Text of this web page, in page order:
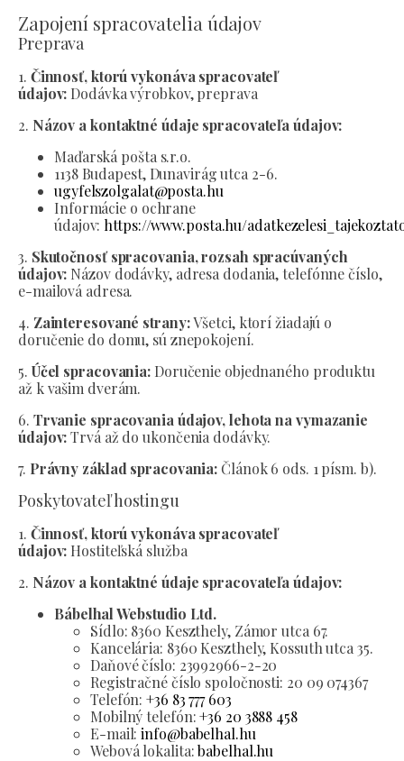
Zapojení spracovatelia údajov
Preprava
1. Činnosť, ktorú vykonáva spracovateľ
údajov: Dodávka výrobkov, preprava
2. Názov a kontaktné údaje spracovateľa údajov:
Maďarská pošta s.r.o.
1138 Budapest, Dunavirág utca 2-6.
ugyfelszolgalat@posta.hu
Informácie o ochrane
údajov: https://www.posta.hu/
3. Skutočnosť spracovania, rozsah spracúvaných
údajov: Názov dodávky, adresa dodania, telefónne číslo,
e-mailová adresa.
4. Zainteresované strany:Všetci, ktorí žiadajú o
doručenie do domu, sú znepokojení.
5. Účel spracovania: Doručenie objednaného produktu
až k vašim dverám.
6. Trvanie spracovania údajov, lehota na vymazanie
údajov:Trvá až do ukončenia dodávky.
7. Právny základ spracovania:Článok 6 ods. 1 písm. b).
Poskytovateľ hostingu
1. Činnosť, ktorú vykonáva spracovateľ
údajov: Hostiteľská služba
2. Názov a kontaktné údaje spracovateľa údajov:
Bábelhal Webstudio Ltd.
Sídlo: 8360 Keszthely, Zámor utca 67.
Kancelária: 8360 Keszthely, Kossuth utca 35.
Daňové číslo: 23992966-2-20
Registračné číslo spoločnosti: 20 09 074367
Telefón: +36 83 777 603
Mobilný telefón: +36 20 3888 458
E-mail: info@babelhal.hu
Webová lokalita: babelhal.hu